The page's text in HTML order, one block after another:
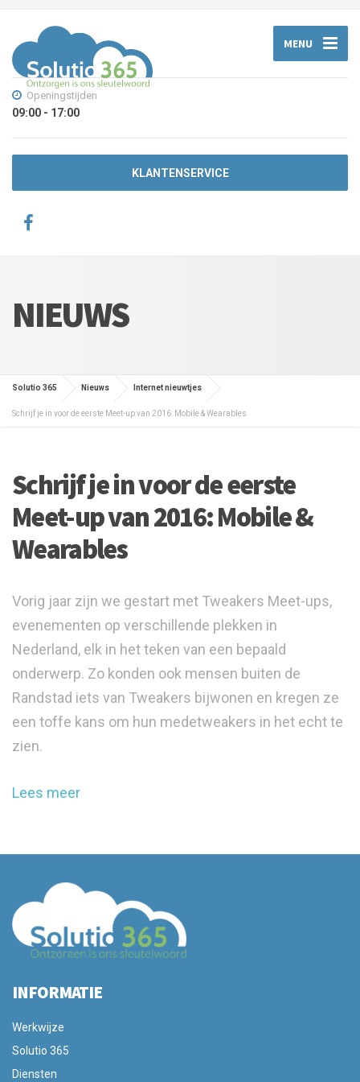
MENU
Openingstijden
09:00 - 17:00
KLANTENSERVICE
NIEUWS
Solutio 365 Nieuws Internet nieuwtjes
Schrijf je in voor de eerste Meet-up van 2016: Mobile & Wearables
Schrijf je in voor de eerste
Meet-up van 2016: Mobile &
Wearables
Vorig jaar zijn we gestart met Tweakers Meet-ups,
evenementen op verschillende plekken in
Nederland, elk in het teken van een bepaald
onderwerp. Zo konden ook mensen buiten de
Randstad iets van Tweakers bijwonen en kregen ze
een toffe kans om hun medetweakers in het echt te
zien.
Lees meer
INFORMATIE
Werkwijze
Solutio 365
Diensten